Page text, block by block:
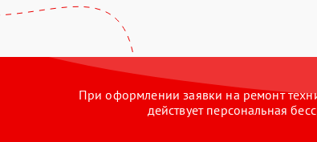
При оформлении заявки на ремонт
действует персональная